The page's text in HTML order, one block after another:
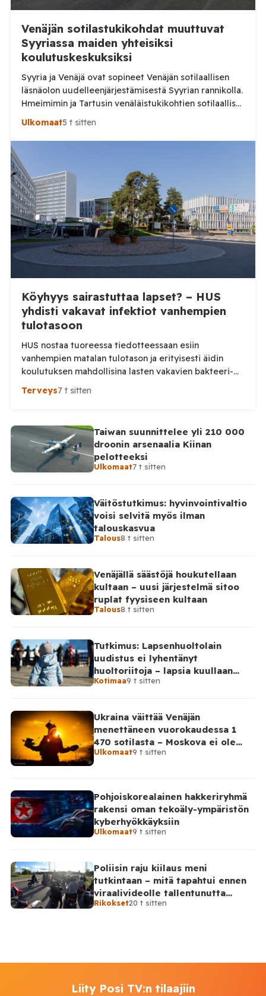
Venäjän sotilastukikohdat muuttuvat
Syyriassa maiden yhteisiksi
koulutuskeskuksiksi
Syyria ja Venäjä ovat sopineet Venäjän sotilaallisen
läsnäolon uudelleenjärjestämisestä Syyrian rannikolla.
Hmeimimin ja Tartusin venäläistukikohtien sotilaalliset
osat on määrä muuttaa maiden yhteisiksi koulutus- ja
käytössä olleesta infrastruktuurista siirtyy Syyrian
ilmoitti sunnuntaina 9. elokuuta, että Damaskos ja
Moskova ovat päässeet yhteisymmärrykseen Venäjän
Syyriassa sijaitsevien tukikohtien tulevaisuudesta.
Syyrian […]
Ulkomaat5 t sitten
Köyhyys sairastuttaa lapset? – HUS
yhdisti vakavat infektiot vanhempien
tulotasoon
HUS nostaa tuoreessa tiedotteessaan esiin
vanhempien matalan tulotason ja erityisesti äidin
koulutuksen mahdollisina lasten vakavien bakteeri-
infektioiden riskitekijöinä. Tutkimusta tarkemmin
katsottaessa kuva on kuitenkin huomattavasti
merkitsevä. HUS julkaisi maanantaina tiedotteen
”Vanhempien alhainen tulotaso ja koulutus voivat
vaikuttaa lasten vakavien bakteeri-infektioiden
riskiin”, jonka mukaan lasten riski sairastua vakavaan
Terveys7 t sitten
Taiwan suunnittelee yli 210 000
droonin arsenaalia Kiinan
pelotteeksi
Ulkomaat7 t sitten
Väitöstutkimus: hyvinvointivaltio
voisi selvitä myös ilman
talouskasvua
Talous8 t sitten
Venäjällä säästöjä houkutellaan
kultaan – uusi järjestelmä sitoo
ruplat fyysiseen kultaan
Talous8 t sitten
Tutkimus: Lapsenhuoltolain
uudistus ei lyhentänyt
huoltoriitoja – lapsia kuullaan
edelleen harvoin
Kotimaa9 t sitten
Ukraina väittää Venäjän
menettäneen vuorokaudessa 1
470 sotilasta – Moskova ei ole
vahvistanut lukuja
Ulkomaat9 t sitten
Pohjoiskorealainen hakkeriryhmä
rakensi oman tekoäly-ympäristön
kyberhyökkäyksiin
Ulkomaat9 t sitten
Poliisin raju kiilaus meni
tutkintaan – mitä tapahtui ennen
viraalivideolle tallentunutta
hetkeä?
Rikokset20 t sitten
Liity Posi TV:n tilaajiin